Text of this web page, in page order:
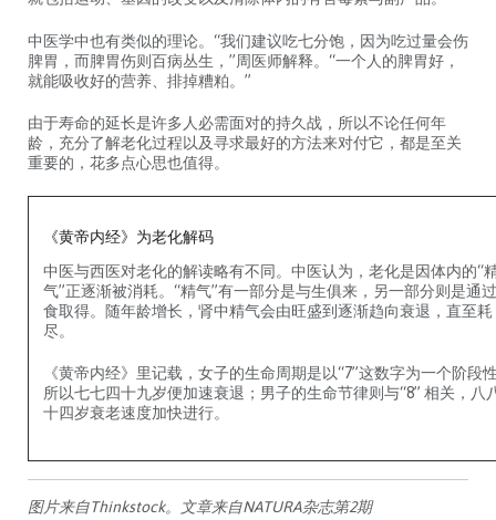
中医学中也有类似的理论。“我们建议吃七分饱，因为吃过量会伤
脾胃，而脾胃伤则百病丛生，”周医师解释。“一个人的脾胃好，
就能吸收好的营养、排掉糟粕。”
由于寿命的延长是许多人必需面对的持久战，所以不论任何年
龄，充分了解老化过程以及寻求最好的方法来对付它，都是至关
重要的，花多点心思也值得。
《黄帝内经》为老化解码
中医与西医对老化的解读略有不同。中医认为，老化是因体内的“
气”正逐渐被消耗。“精气”有一部分是与生俱来，另一部分则是通
食取得。随年龄增长，肾中精气会由旺盛到逐渐趋向衰退，直至耗
尽。
《黄帝内经》里记载，女子的生命周期是以“7”这数字为一个阶段
所以七七四十九岁便加速衰退；男子的生命节律则与“8” 相关，八
十四岁衰老速度加快进行。
图片来自Thinkstock。文章来自NATURA杂志第2期